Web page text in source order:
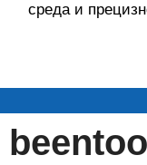
среда и